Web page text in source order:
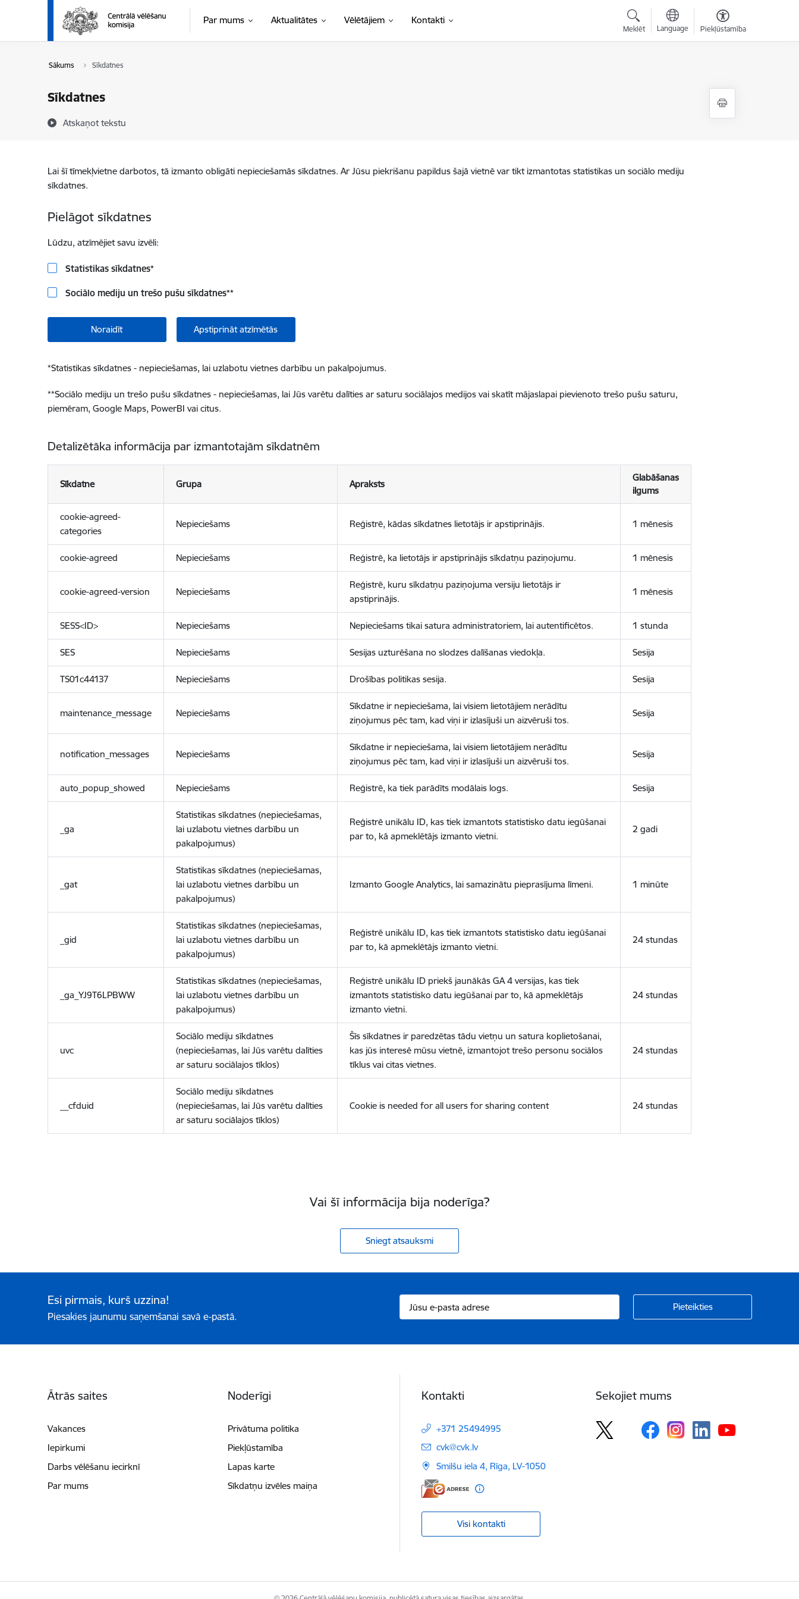
Pāriet uz lapas saturu
Par mums Aktualitātes Vēlētājiem Kontakti
Meklēt Language Piekļūstamība
Sākums Sīkdatnes
Sīkdatnes
Atskaņot tekstu
Lai šī tīmekļvietne darbotos, tā izmanto obligāti nepieciešamās sīkdatnes. Ar Jūsu piekrišanu papildus šajā vietnē var tikt izmantotas statistikas un sociālo mediju
sīkdatnes.
Pielāgot sīkdatnes
Lūdzu, atzīmējiet savu izvēli:
Statistikas sīkdatnes*
Sociālo mediju un trešo pušu sīkdatnes**
Noraidīt Apstiprināt atzīmētās
*Statistikas sīkdatnes - nepieciešamas, lai uzlabotu vietnes darbību un pakalpojumus.
**Sociālo mediju un trešo pušu sīkdatnes - nepieciešamas, lai Jūs varētu dalīties ar saturu sociālajos medijos vai skatīt mājaslapai pievienoto trešo pušu saturu,
piemēram, Google Maps, PowerBI vai citus.
Detalizētāka informācija par izmantotajām sīkdatnēm
Sīkdatne Grupa Apraksts
Glabāšanas
ilgums
cookie-agreed-
categories
Nepieciešams Reģistrē, kādas sīkdatnes lietotājs ir apstiprinājis. 1 mēnesis
cookie-agreed Nepieciešams Reģistrē, ka lietotājs ir apstiprinājis sīkdatņu paziņojumu. 1 mēnesis
cookie-agreed-version Nepieciešams
Reģistrē, kuru sīkdatņu paziņojuma versiju lietotājs ir
apstiprinājis.
1 mēnesis
SESS<ID> Nepieciešams Nepieciešams tikai satura administratoriem, lai autentificētos. 1 stunda
SES Nepieciešams Sesijas uzturēšana no slodzes dalīšanas viedokļa. Sesija
TS01c44137 Nepieciešams Drošības politikas sesija. Sesija
maintenance_message Nepieciešams
Sīkdatne ir nepieciešama, lai visiem lietotājiem nerādītu
ziņojumus pēc tam, kad viņi ir izlasījuši un aizvēruši tos.
Sesija
notification_messages Nepieciešams
Sīkdatne ir nepieciešama, lai visiem lietotājiem nerādītu
ziņojumus pēc tam, kad viņi ir izlasījuši un aizvēruši tos.
Sesija
auto_popup_showed Nepieciešams Reģistrē, ka tiek parādīts modālais logs. Sesija
_ga
Statistikas sīkdatnes (nepieciešamas,
lai uzlabotu vietnes darbību un
pakalpojumus)
Reģistrē unikālu ID, kas tiek izmantots statistisko datu iegūšanai
par to, kā apmeklētājs izmanto vietni.
2 gadi
_gat
Statistikas sīkdatnes (nepieciešamas,
lai uzlabotu vietnes darbību un
pakalpojumus)
Izmanto Google Analytics, lai samazinātu pieprasījuma līmeni. 1 minūte
_gid
Statistikas sīkdatnes (nepieciešamas,
lai uzlabotu vietnes darbību un
pakalpojumus)
Reģistrē unikālu ID, kas tiek izmantots statistisko datu iegūšanai
par to, kā apmeklētājs izmanto vietni.
24 stundas
_ga_YJ9T6LPBWW
Statistikas sīkdatnes (nepieciešamas,
lai uzlabotu vietnes darbību un
pakalpojumus)
Reģistrē unikālu ID priekš jaunākās GA 4 versijas, kas tiek
izmantots statistisko datu iegūšanai par to, kā apmeklētājs
izmanto vietni.
24 stundas
uvc
Sociālo mediju sīkdatnes
(nepieciešamas, lai Jūs varētu dalīties
ar saturu sociālajos tīklos)
Šīs sīkdatnes ir paredzētas tādu vietņu un satura koplietošanai,
kas jūs interesē mūsu vietnē, izmantojot trešo personu sociālos
tīklus vai citas vietnes.
24 stundas
__cfduid
Sociālo mediju sīkdatnes
(nepieciešamas, lai Jūs varētu dalīties
ar saturu sociālajos tīklos)
Cookie is needed for all users for sharing content 24 stundas
Vai šī informācija bija noderīga?
Sniegt atsauksmi
Esi pirmais, kurš uzzina!
Piesakies jaunumu saņemšanai savā e-pastā.
Ātrās saites
Vakances
Iepirkumi
Darbs vēlēšanu iecirknī
Par mums
Noderīgi
Privātuma politika
Piekļūstamība
Lapas karte
Sīkdatņu izvēles maiņa
Kontakti
+371 25494995
E-pasts:
cvk@cvk.lv
Smilšu iela 4, Rīga, LV-1050
Visi kontakti
Sekojiet mums